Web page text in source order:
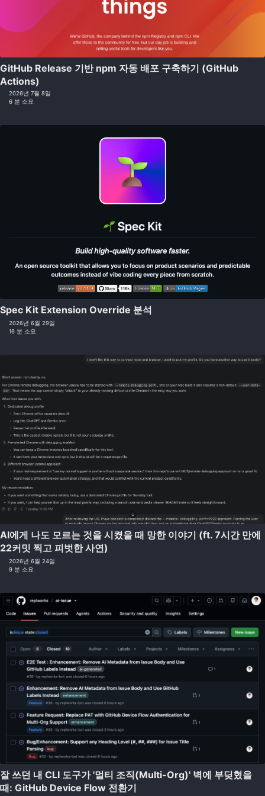
GitHub Release 기반 npm 자동 배포 구축하기 (GitHub
Actions)
2026년 7월 8일
6 분 소요
Spec Kit Extension Override 분석
2026년 6월 29일
16 분 소요
AI에게 나도 모르는 것을 시켰을 때 망한 이야기 (ft. 7시간 만에
22커밋 찍고 피벗한 사연)
2026년 6월 24일
9 분 소요
잘 쓰던 내 CLI 도구가 '멀티 조직(Multi-Org)' 벽에 부딪혔을
때: GitHub Device Flow 전환기